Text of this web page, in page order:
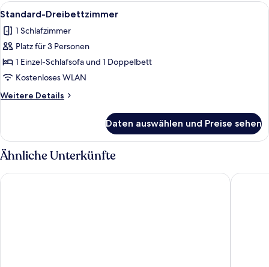
Alle
Fotos
für
Standard-
Dreibettzimmer
anzeigen
Standard-Dreibettzimmer |
5
Standard-Dreibettzimmer
1 Schlafzimmer
Platz für 3 Personen
1 Einzel-Schlafsofa und 1 Doppelbett
Kostenloses WLAN
Weitere Details
Weitere
Dreibettzimmer
Daten auswählen und Preise sehen
Ähnliche Unterkünfte
Holiday Inn - the niu, Brass Munich Olympiapark by IHGBob W